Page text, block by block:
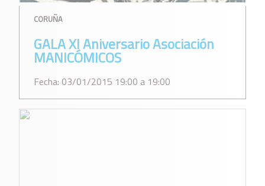
CORUÑA
GALA XI Aniversario Asociación
MANICÓMICOS
Fecha: 03/01/2015 19:00 a 19:00